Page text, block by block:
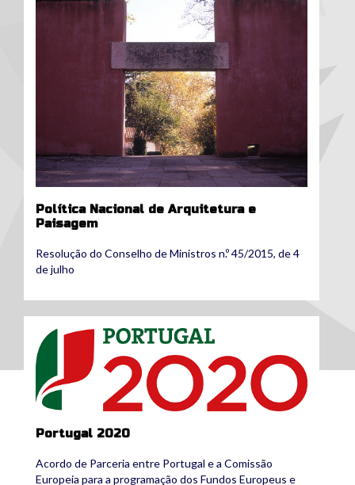
Política Nacional de Arquitetura e
Paisagem
Resolução do Conselho de Ministros n.º 45/2015, de 4
de julho
Portugal 2020.png
Portugal 2020
Acordo de Parceria entre Portugal e a Comissão
Europeia para a programação dos Fundos Europeus e